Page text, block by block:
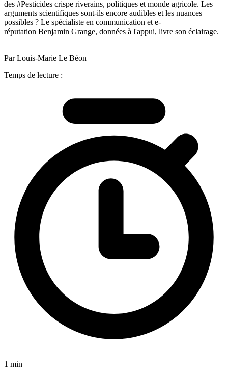
des #Pesticides crispe riverains, politiques et monde agricole. Les
arguments scientifiques sont-ils encore audibles et les nuances
possibles ? Le spécialiste en communication et e-
réputation Benjamin Grange, données à l'appui, livre son éclairage.
Par Louis-Marie Le Béon
Temps de lecture :
1 min